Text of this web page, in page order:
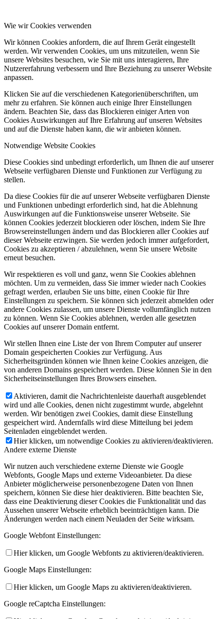
Wie wir Cookies verwenden
Wir können Cookies anfordern, die auf Ihrem Gerät eingestellt
werden. Wir verwenden Cookies, um uns mitzuteilen, wenn Sie
unsere Websites besuchen, wie Sie mit uns interagieren, Ihre
Nutzererfahrung verbessern und Ihre Beziehung zu unserer Website
anpassen.
Klicken Sie auf die verschiedenen Kategorienüberschriften, um
mehr zu erfahren. Sie können auch einige Ihrer Einstellungen
ändern. Beachten Sie, dass das Blockieren einiger Arten von
Cookies Auswirkungen auf Ihre Erfahrung auf unseren Websites
und auf die Dienste haben kann, die wir anbieten können.
Notwendige Website Cookies
Diese Cookies sind unbedingt erforderlich, um Ihnen die auf unserer
Webseite verfügbaren Dienste und Funktionen zur Verfügung zu
stellen.
Da diese Cookies für die auf unserer Webseite verfügbaren Dienste
und Funktionen unbedingt erforderlich sind, hat die Ablehnung
Auswirkungen auf die Funktionsweise unserer Webseite. Sie
können Cookies jederzeit blockieren oder löschen, indem Sie Ihre
Browsereinstellungen ändern und das Blockieren aller Cookies auf
dieser Webseite erzwingen. Sie werden jedoch immer aufgefordert,
Cookies zu akzeptieren / abzulehnen, wenn Sie unsere Website
erneut besuchen.
Wir respektieren es voll und ganz, wenn Sie Cookies ablehnen
möchten. Um zu vermeiden, dass Sie immer wieder nach Cookies
gefragt werden, erlauben Sie uns bitte, einen Cookie für Ihre
Einstellungen zu speichern. Sie können sich jederzeit abmelden oder
andere Cookies zulassen, um unsere Dienste vollumfänglich nutzen
zu können. Wenn Sie Cookies ablehnen, werden alle gesetzten
Cookies auf unserer Domain entfernt.
Wir stellen Ihnen eine Liste der von Ihrem Computer auf unserer
Domain gespeicherten Cookies zur Verfügung. Aus
Sicherheitsgründen können wie Ihnen keine Cookies anzeigen, die
von anderen Domains gespeichert werden. Diese können Sie in den
Sicherheitseinstellungen Ihres Browsers einsehen.
Aktivieren, damit die Nachrichtenleiste dauerhaft ausgeblendet
wird und alle Cookies, denen nicht zugestimmt wurde, abgelehnt
werden. Wir benötigen zwei Cookies, damit diese Einstellung
gespeichert wird. Andernfalls wird diese Mitteilung bei jedem
Seitenladen eingeblendet werden.
Hier klicken, um notwendige Cookies zu aktivieren/deaktivieren.
Andere externe Dienste
Wir nutzen auch verschiedene externe Dienste wie Google
Webfonts, Google Maps und externe Videoanbieter. Da diese
Anbieter möglicherweise personenbezogene Daten von Ihnen
speichern, können Sie diese hier deaktivieren. Bitte beachten Sie,
dass eine Deaktivierung dieser Cookies die Funktionalität und das
Aussehen unserer Webseite erheblich beeinträchtigen kann. Die
Änderungen werden nach einem Neuladen der Seite wirksam.
Google Webfont Einstellungen:
Hier klicken, um Google Webfonts zu aktivieren/deaktivieren.
Google Maps Einstellungen:
Hier klicken, um Google Maps zu aktivieren/deaktivieren.
Google reCaptcha Einstellungen: